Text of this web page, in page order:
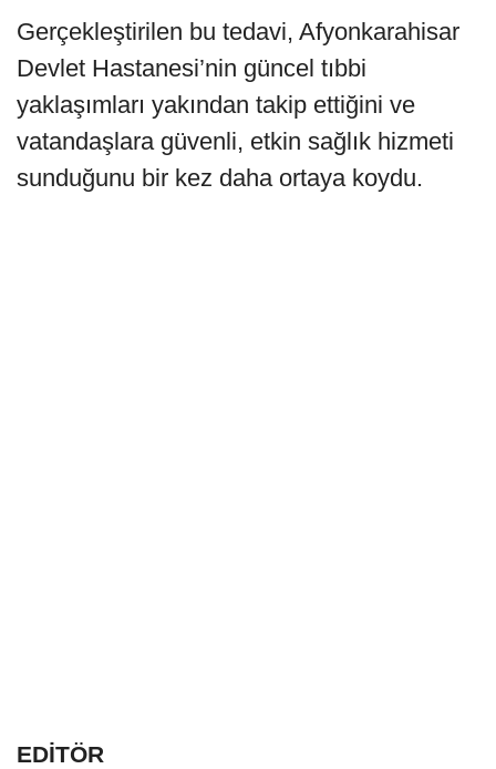
Gerçekleştirilen bu tedavi, Afyonkarahisar
Devlet Hastanesi’nin güncel tıbbi
yaklaşımları yakından takip ettiğini ve
vatandaşlara güvenli, etkin sağlık hizmeti
sunduğunu bir kez daha ortaya koydu.
EDİTÖR